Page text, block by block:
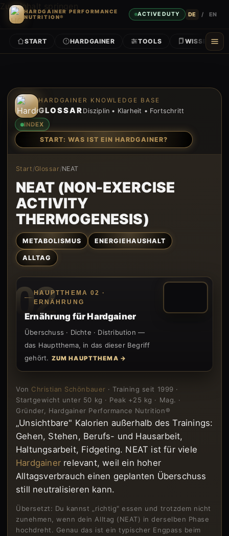
Zum Inhalt springen
HARDGAINER PERFORMANCE
NUTRITION®
ACTIVE DUTY DE / EN
START HARDGAINER TOOLS WISSEN
HARDGAINER KNOWLEDGE BASE
GLOSSAR Disziplin • Klarheit • Fortschritt
INDEX
START: WAS IST EIN HARDGAINER?
Start /Glossar/NEAT
NEAT (NON-EXERCISE
ACTIVITY
THERMOGENESIS)
METABOLISMUS ENERGIEHAUSHALT
ALLTAG
02
HAUPTTHEMA 02 ·
ERNÄHRUNG
Ernährung für Hardgainer
Überschuss · Dichte · Distribution —
das Hauptthema, in das dieser Begriff
gehört. ZUM HAUPTTHEMA →
Von Christian Schönbauer · Training seit 1999 ·
Startgewicht unter 50 kg · Peak +25 kg · Mag. ·
Gründer, Hardgainer Performance Nutrition®
„Unsichtbare" Kalorien außerhalb des Trainings:
Gehen, Stehen, Berufs- und Hausarbeit,
Haltungsarbeit, Fidgeting. NEAT ist für viele
Hardgainer relevant, weil ein hoher
Alltagsverbrauch einen geplanten Überschuss
still neutralisieren kann.
Übersetzt: Du kannst „richtig" essen und trotzdem nicht
zunehmen, wenn dein Alltag (NEAT) in derselben Phase
hochdreht. Genau das ist ein typischer Engpass beim